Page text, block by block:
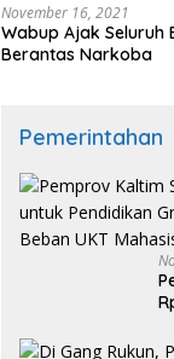
November 16, 2021
Wabup Ajak Seluruh
Berantas Narkoba
Pemerintahan